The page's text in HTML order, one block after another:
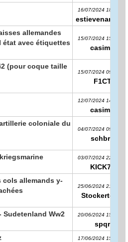
16/07/2024 18:27:55
allemandes
état avec étiquettes
15/07/2024 15:01:41
casimir
(pour coque taille
15/07/2024 09:00:09
F1CT
12/07/2024 14:19:30
casimir
coloniale du
04/07/2024 09:06:58
schbre
03/07/2024 22:59:27
KICK71
cols allemands y-
25/06/2024 21:19:07
Stockertown
Sudetenland Ww2 20/06/2024 15:33:57
spqr
17/06/2024 15:02:50